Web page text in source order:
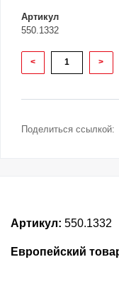
Артикул
550.1332
< >
Поделиться ссылкой:
Артикул: 550.1332
Европейский